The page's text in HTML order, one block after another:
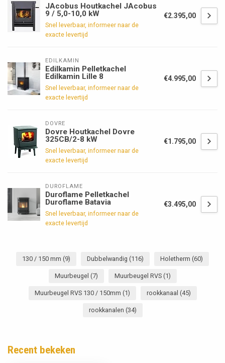
JAcobus Houtkachel JAcobus
9 / 5,0-10,0 kW
Snel leverbaar, informeer naar de
exacte levertijd
€2.395,00
EDILKAMIN
Edilkamin Pelletkachel
Edilkamin Lille 8
Snel leverbaar, informeer naar de
exacte levertijd
€4.995,00
DOVRE
Dovre Houtkachel Dovre
325CB/2-8 kW
Snel leverbaar, informeer naar de
exacte levertijd
€1.795,00
DUROFLAME
Duroflame Pelletkachel
Duroflame Batavia
Snel leverbaar, informeer naar de
exacte levertijd
€3.495,00
130 / 150 mm (9) Dubbelwandig (116) Holetherm (60)
Muurbeugel (7) Muurbeugel RVS (1)
Muurbeugel RVS 130 / 150mm (1) rookkanaal (45)
rookkanalen (34)
Recent bekeken